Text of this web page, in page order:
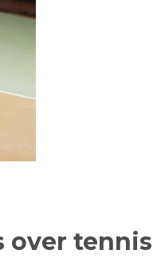
over tennis